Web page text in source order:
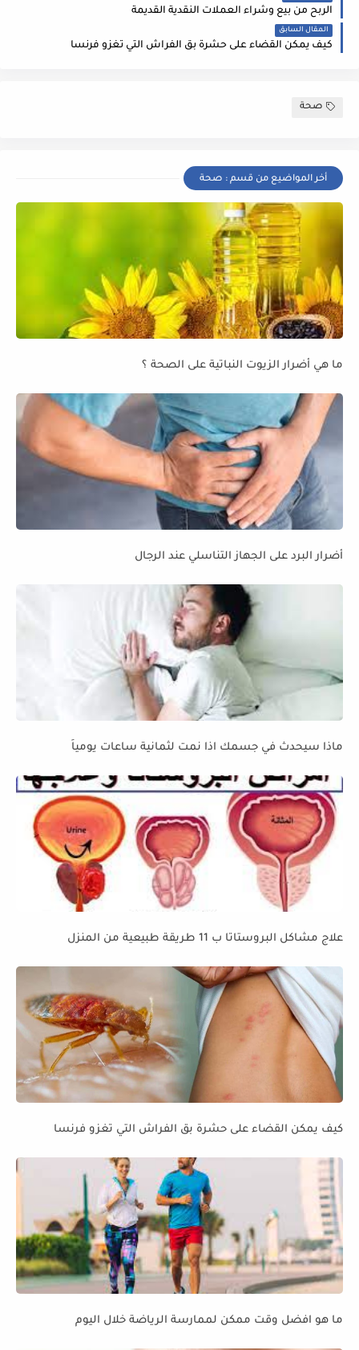
الربح من بيع وشراء العملات النقدية القديمة
المقال السابق
كيف يمكن القضاء على حشرة بق الفراش التي تغزو فرنسا
صحة
أخر المواضيع من قسم : صحة
ما هي أضرار الزيوت النباتية على الصحة ؟
أضرار البرد على الجهاز التناسلي عند الرجال
ماذا سيحدث في جسمك اذا نمت لثمانية ساعات يومياً
علاج مشاكل البروستاتا ب 11 طريقة طبيعية من المنزل
كيف يمكن القضاء على حشرة بق الفراش التي تغزو فرنسا
ما هو افضل وقت ممكن لممارسة الرياضة خلال اليوم